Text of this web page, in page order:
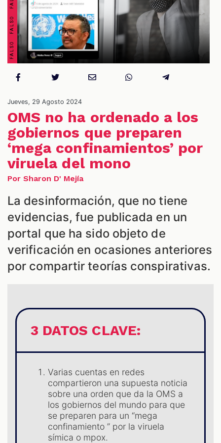
Jueves, 29 Agosto 2024
OMS no ha ordenado a los
gobiernos que preparen
‘mega confinamientos’ por
viruela del mono
Por Sharon D' Mejía
La desinformación, que no tiene
evidencias, fue publicada en un
portal que ha sido objeto de
verificación en ocasiones anteriores
por compartir teorías conspirativas.
3 DATOS CLAVE:
Varias cuentas en redes
compartieron una supuesta noticia
sobre una orden que da la OMS a
los gobiernos del mundo para que
se preparen para un “mega
confinamiento ” por la viruela
símica o mpox.